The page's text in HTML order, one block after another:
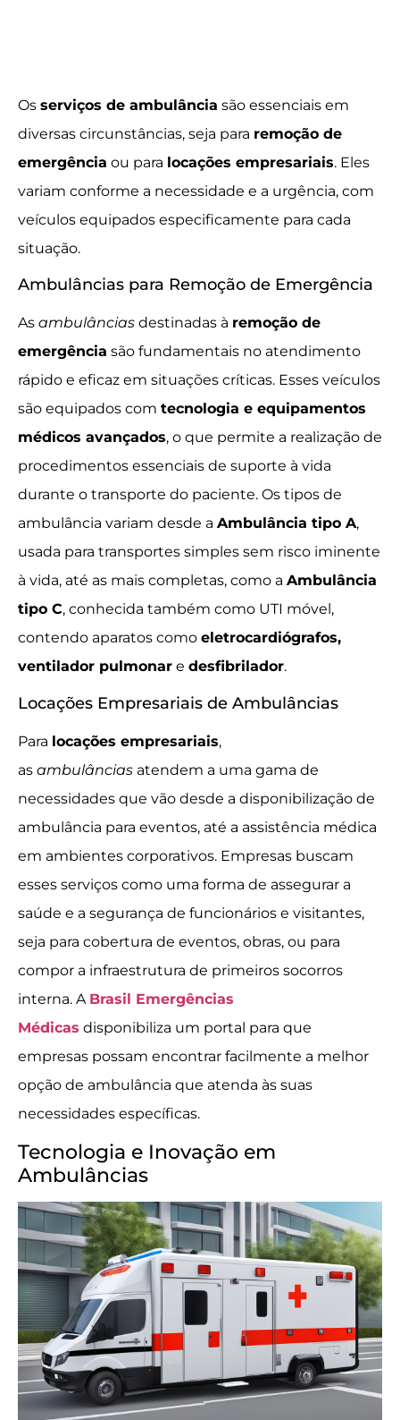
Os serviços de ambulância são essenciais em
diversas circunstâncias, seja para remoção de
emergência ou para locações empresariais. Eles
variam conforme a necessidade e a urgência, com
veículos equipados especificamente para cada
situação.
Ambulâncias para Remoção de Emergência
As ambulâncias destinadas à remoção de
emergência são fundamentais no atendimento
rápido e eficaz em situações críticas. Esses veículos
são equipados com tecnologia e equipamentos
médicos avançados, o que permite a realização de
procedimentos essenciais de suporte à vida
durante o transporte do paciente. Os tipos de
ambulância variam desde a Ambulância tipo A,
usada para transportes simples sem risco iminente
à vida, até as mais completas, como a Ambulância
tipo C, conhecida também como UTI móvel,
contendo aparatos como eletrocardiógrafos,
ventilador pulmonar e desfibrilador.
Locações Empresariais de Ambulâncias
Para locações empresariais,
as ambulâncias atendem a uma gama de
necessidades que vão desde a disponibilização de
ambulância para eventos, até a assistência médica
em ambientes corporativos. Empresas buscam
esses serviços como uma forma de assegurar a
saúde e a segurança de funcionários e visitantes,
seja para cobertura de eventos, obras, ou para
compor a infraestrutura de primeiros socorros
interna. A Brasil Emergências
Médicas disponibiliza um portal para que
empresas possam encontrar facilmente a melhor
opção de ambulância que atenda às suas
necessidades específicas.
Tecnologia e Inovação em
Ambulâncias